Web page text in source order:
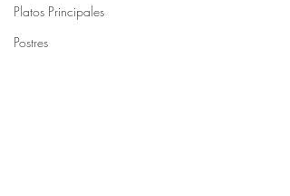
Platos Principales
Postres